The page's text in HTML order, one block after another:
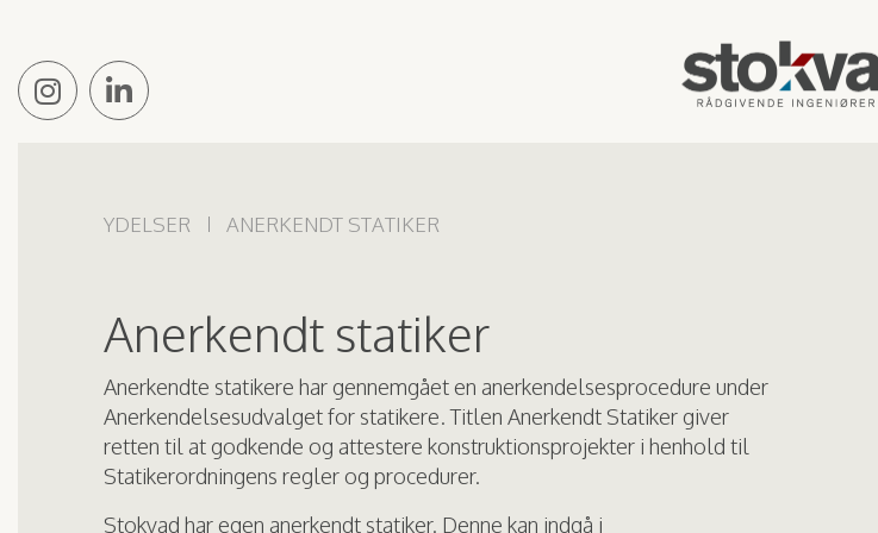
YDELSER ANERKENDT STATIKER
Anerkendt statiker
Anerkendte statikere har gennemgået en anerkendelsesprocedure under
Anerkendelsesudvalget for statikere. Titlen Anerkendt Statiker giver
retten til at godkende og attestere konstruktionsprojekter i henhold til
Statikerordningens regler og procedurer.
Stokvad har egen anerkendt statiker. Denne kan indgå i